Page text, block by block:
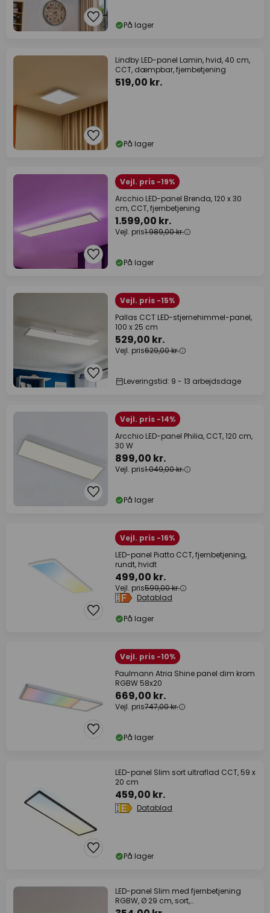
På lager
Lindby LED-panel Lamin, hvid, 40 cm,
CCT, dæmpbar, fjernbetjening
519,00 kr.
På lager
Vejl. pris -19%
Arcchio LED-panel Brenda, 120 x 30
cm, CCT, fjernbetjening
1.599,00 kr.
Vejl. pris1.989,00 kr.
På lager
Vejl. pris -15%
Pallas CCT LED-stjernehimmel-panel,
100 x 25 cm
529,00 kr.
Vejl. pris629,00 kr.
Leveringstid: 9 - 13 arbejdsdage
Vejl. pris -14%
Arcchio LED-panel Philia, CCT, 120 cm,
30 W
899,00 kr.
Vejl. pris1.049,00 kr.
På lager
Vejl. pris -16%
LED-panel Piatto CCT, fjernbetjening,
rundt, hvidt
499,00 kr.
Vejl. pris599,00 kr.
Datablad
På lager
Vejl. pris -10%
Paulmann Atria Shine panel dim krom
RGBW 58x20
669,00 kr.
Vejl. pris747,00 kr.
På lager
LED-panel Slim sort ultraflad CCT, 59 x
20 cm
459,00 kr.
Datablad
På lager
LED-panel Slim med fjernbetjening
RGBW, Ø 29 cm, sort,
baggrundsbelysning